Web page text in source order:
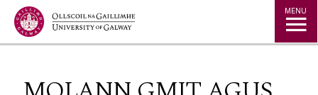
Jump to Content MENU